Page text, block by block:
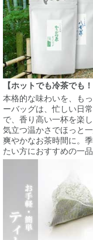
【ホットでも冷茶でも
本格的な味わいを、も
ーバッグは、忙しい日
で、香り高い一杯を楽
気立つ温かさでほっと
爽やかなお茶時間に。
たい方におすすめの一品